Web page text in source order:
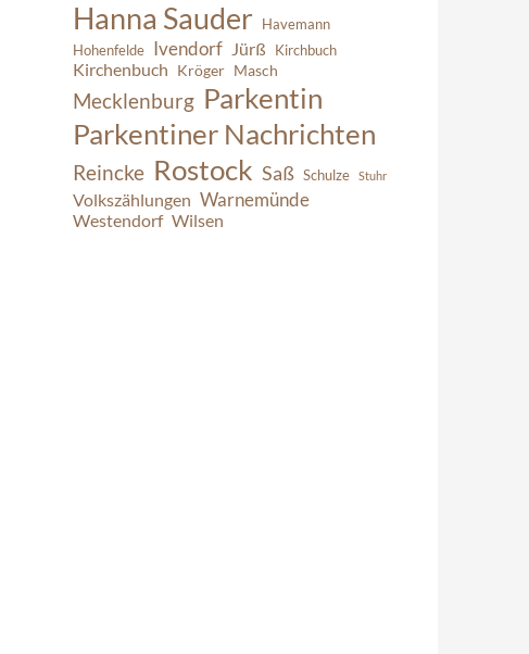
Hanna Sauder
Havemann
Hohenfelde Ivendorf Jürß Kirchbuch
Kirchenbuch Kröger Masch
Mecklenburg Parkentin
Parkentiner Nachrichten
Reincke Rostock Saß Schulze Stuhr
Volkszählungen Warnemünde
Westendorf Wilsen